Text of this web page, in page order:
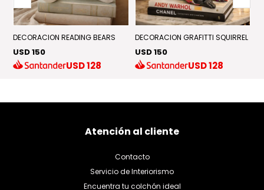
DECORACION READING BEARS
USD 150
USD128
DECORACION GRAFITTI SQUIRREL
USD 150
USD128
Atención al cliente
Contacto
Servicio de Interiorismo
Encuentra tu colchón ideal